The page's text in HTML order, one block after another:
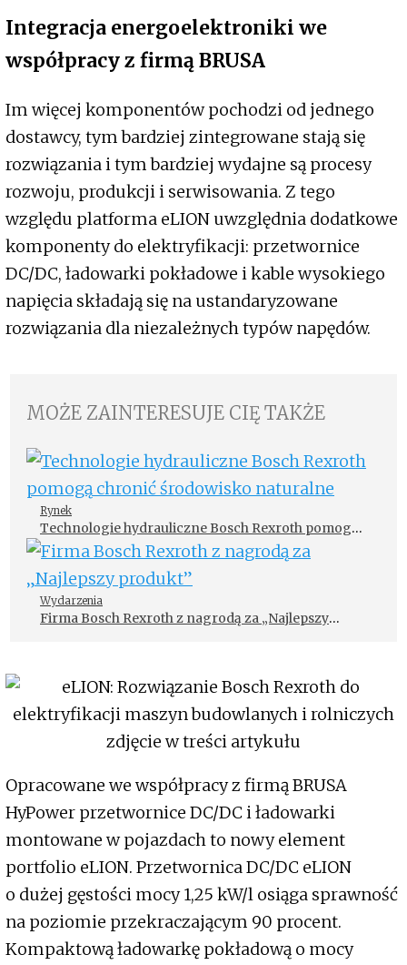
Integracja energoelektroniki we
współpracy z firmą BRUSA
Im więcej komponentów pochodzi od jednego
dostawcy, tym bardziej zintegrowane stają się
rozwiązania i tym bardziej wydajne są procesy
rozwoju, produkcji i serwisowania. Z tego
względu platforma eLION uwzględnia dodatkowe
komponenty do elektryfikacji: przetwornice
DC/DC, ładowarki pokładowe i kable wysokiego
napięcia składają się na ustandaryzowane
rozwiązania dla niezależnych typów napędów.
MOŻE ZAINTERESUJE CIĘ TAKŻE
Rynek
Technologie hydrauliczne Bosch Rexroth pomogą
chronić środowisko naturalne
Wydarzenia
Firma Bosch Rexroth z nagrodą za „Najlepszy
Opracowane we współpracy z firmą BRUSA
HyPower przetwornice DC/DC i ładowarki
montowane w pojazdach to nowy element
portfolio eLION. Przetwornica DC/DC eLION
o dużej gęstości mocy 1,25 kW/l osiąga sprawność
na poziomie przekraczającym 90 procent.
Kompaktową ładowarkę pokładową o mocy